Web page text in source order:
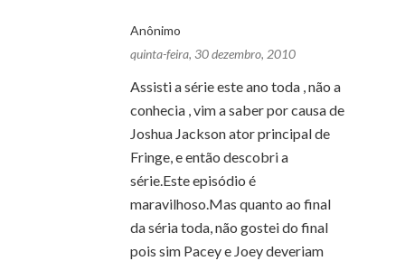
Anônimo
quinta-feira, 30 dezembro, 2010
Assisti a série este ano toda , não a
conhecia , vim a saber por causa de
Joshua Jackson ator principal de
Fringe, e então descobri a
série.Este episódio é
maravilhoso.Mas quanto ao final
da séria toda, não gostei do final
pois sim Pacey e Joey deveriam